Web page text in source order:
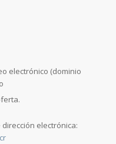
electrónico (dominio
electrónica: